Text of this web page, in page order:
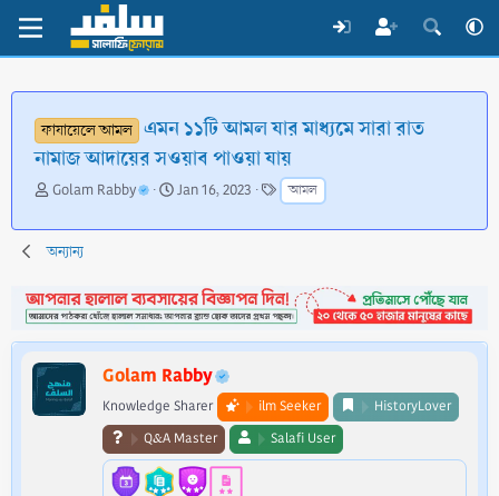
ফাযায়েলে আমল এমন ১১টি আমল যার মাধ্যমে সারা রাত
নামাজ আদায়ের সওয়াব পাওয়া যায়
T
r
e
d
s
t
e
Golam Rabby
S
a
d
a
Jan 16, 2023
T
a
g
আমল
অন্যান্য
Golam Rabby
Knowledge Sharer ilm Seeker
HistoryLover
Q&A Master
Salafi User